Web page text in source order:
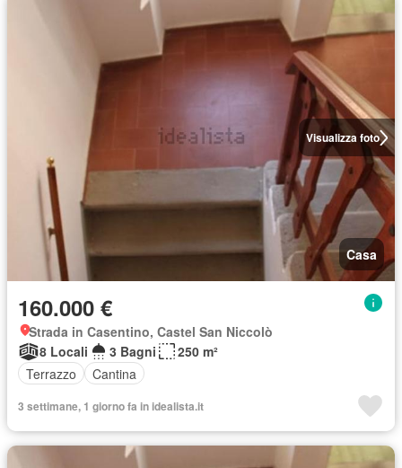
Visualizza foto
Casa
160.000 €
Strada in Casentino, Castel San Niccolò
8 Locali
3 Bagni
250 m²
Terrazzo
Cantina
3 settimane, 1 giorno fa in idealista.it